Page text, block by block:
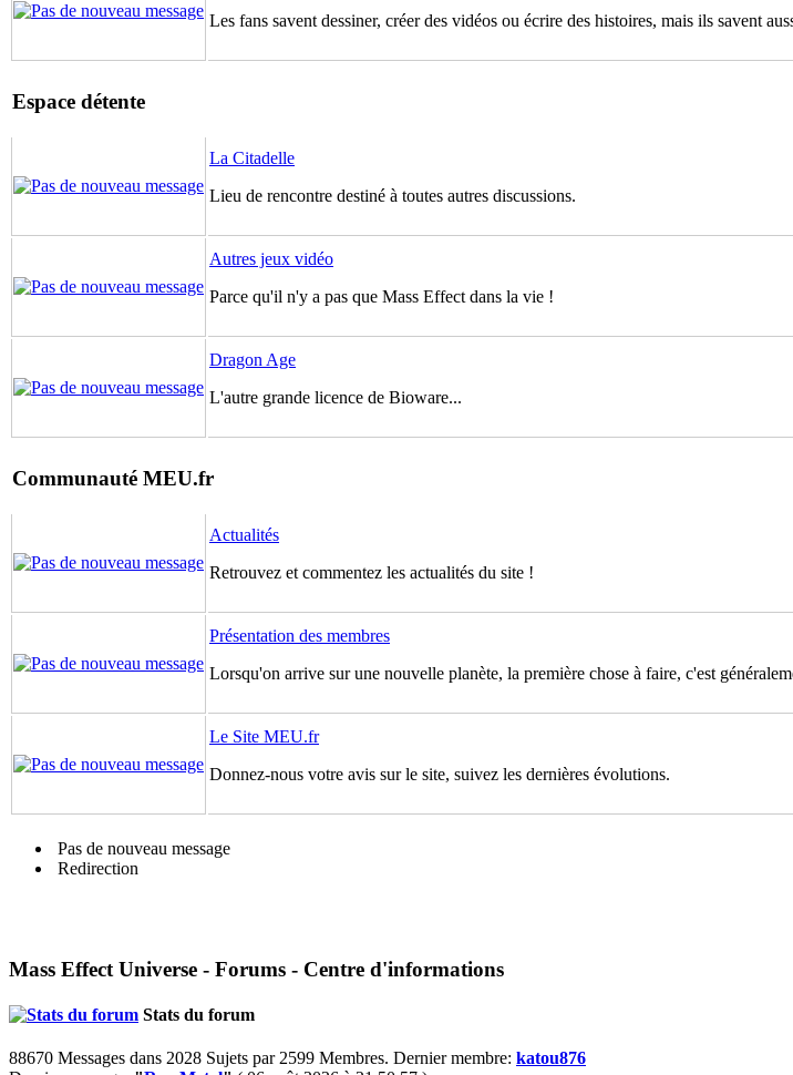
Les fans savent dessiner, créer des vidéos ou écrire des histoires, mais ils savent
Espace détente
La Citadelle
Lieu de rencontre destiné à toutes autres discussions.
Autres jeux vidéo
Parce qu'il n'y a pas que Mass Effect dans la vie !
Dragon Age
L'autre grande licence de Bioware...
Communauté MEU.fr
Actualités
Retrouvez et commentez les actualités du site !
Présentation des membres
Lorsqu'on arrive sur une nouvelle planète, la première chose à faire, c'est
Le Site MEU.fr
Donnez-nous votre avis sur le site, suivez les dernières évolutions.
Pas de nouveau message
Redirection
Mass Effect Universe - Forums - Centre d'informations
Stats du forum
88670 Messages dans 2028 Sujets par 2599 Membres. Dernier membre: katou876